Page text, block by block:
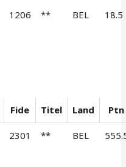
1206 ** BEL 18.5
Fide Titel Land Ptn
2301 ** BEL